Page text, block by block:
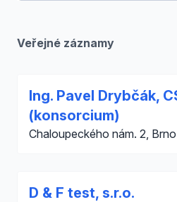
Veřejné záznamy
Ing. Pavel Drybčák,
(konsorcium)
Chaloupeckého nám. 2, Brno
D & F test, s.r.o.